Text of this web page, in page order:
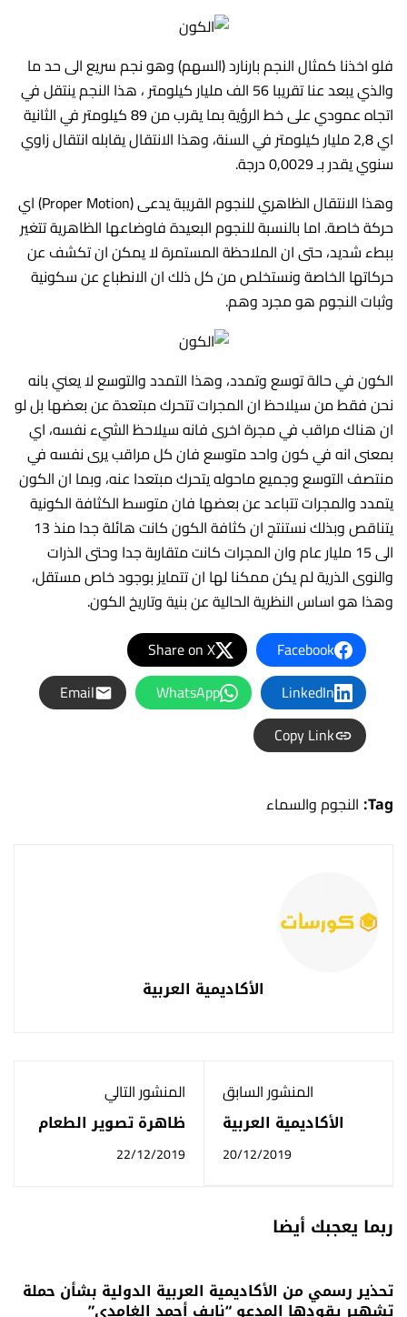
فلو اخذنا كمثال النجم بارنارد (السهم) وهو نجم سريع الى حد ما
والذي يبعد عنا تقريبا 56 الف مليار كيلومتر ، هذا النجم ينتقل في
اتجاه عمودي على خط الرؤية بما يقرب من 89 كيلومتر في الثانية
اي 2,8 مليار كيلومتر في السنة، وهذا الانتقال يقابله انتقال زاوي
سنوي يقدر بـ 0,0029 درجة.
وهذا الانتقال الظاهري للنجوم القريبة يدعى (Proper Motion) اي
حركة خاصة. اما بالنسبة للنجوم البعيدة فاوضاعها الظاهرية تتغير
ببطء شديد، حتى ان الملاحظة المستمرة لا يمكن ان تكشف عن
حركاتها الخاصة ونستخلص من كل ذلك ان الانطباع عن سكونية
وثبات النجوم هو مجرد وهم.
الكون في حالة توسع وتمدد، وهذا التمدد والتوسع لا يعني بانه
نحن فقط من سيلاحظ ان المجرات تتحرك مبتعدة عن بعضها بل لو
ان هناك مراقب في مجرة اخرى فانه سيلاحظ الشيء نفسه، اي
بمعنى انه في كون واحد متوسع فان كل مراقب يرى نفسه في
منتصف التوسع وجميع ماحوله يتحرك مبتعدا عنه، وبما ان الكون
يتمدد والمجرات تتباعد عن بعضها فان متوسط الكثافة الكونية
يتناقص وبذلك نستنتج ان كثافة الكون كانت هائلة جدا منذ 13
الى 15 مليار عام وان المجرات كانت متقاربة جدا وحتى الذرات
والنوى الذرية لم يكن ممكنا لها ان تتمايز بوجود خاص مستقل،
وهذا هو اساس النظرية الحالية عن بنية وتاريخ الكون.
Facebook
Share on X
LinkedIn
WhatsApp
Email
Copy Link
Tag: النجوم والسماء
الأكاديمية العربية
المنشور السابق
الأكاديمية العربية
الدولية
20/12/2019
المنشور التالي
ظاهرة تصوير الطعام
قبل الاكل عابرة ام
عادة
22/12/2019
ربما يعجبك أيضا
تحذير رسمي من الأكاديمية العربية الدولية بشأن حملة
تشهير يقودها المدعو “نايف أحمد الغامدي”